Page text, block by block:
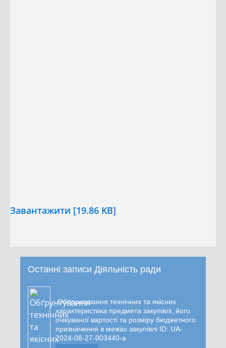
Завантажити [19.86 KB]
Останні записи Діяльність ради
Обґрунтування технічних та якісних
характеристика предмета закупівлі, його
очікуваної вартості та розміру бюджетного
призначення в межах закупівлі ID: UA-
2024-08-27-003440-a